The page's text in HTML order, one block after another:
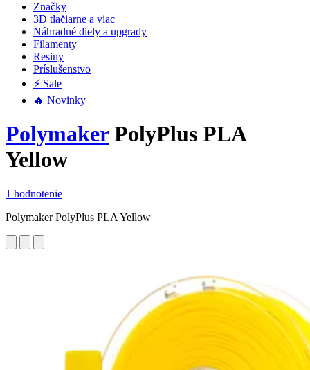
Značky
3D tlačiarne a viac
Náhradné diely a upgrady
Filamenty
Resiny
Príslušenstvo
⚡ Sale
🔥 Novinky
PolymakerPolyPlus PLA
Yellow
1 hodnotenie
Polymaker PolyPlus PLA Yellow